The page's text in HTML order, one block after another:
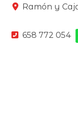
Ramón y
658 772 054